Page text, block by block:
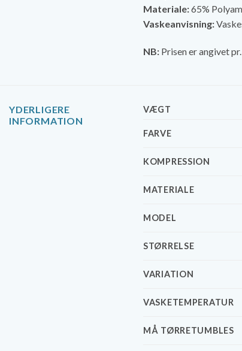
Materiale:65%
Vaskeanvisning:
NB: Prisen er angivet pr.
YDERLIGERE
INFORMATION
VÆGT
FARVE
KOMPRESSION
MATERIALE
MODEL
STØRRELSE
VARIATION
VASKETEMPERATUR
MÅ TØRRETUMBLES